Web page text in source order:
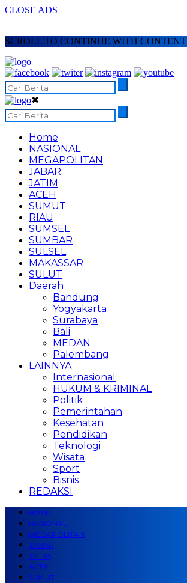
CLOSE ADS
SCROLL TO CONTINUE WITH CONTENT
✖
Home
NASIONAL
MEGAPOLITAN
JABAR
JATIM
ACEH
SUMUT
RIAU
SUMSEL
SUMBAR
SULSEL
MAKASSAR
SULUT
Daerah
Bandung
Yogyakarta
Surabaya
Bali
MEDAN
Palembang
LAINNYA
Internasional
HUKUM & KRIMINAL
Politik
Pemerintahan
Kesehatan
Pendidikan
Teknologi
Wisata
Sport
Bisnis
REDAKSI
Home
NASIONAL
MEGAPOLITAN
JABAR
JATIM
ACEH
SUMUT